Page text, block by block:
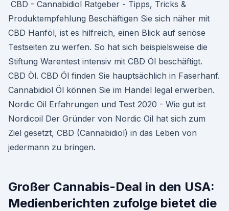
️ CBD - Cannabidiol Ratgeber - Tipps, Tricks &
Produktempfehlung Beschäftigen Sie sich näher mit
CBD Hanföl, ist es hilfreich, einen Blick auf seriöse
Testseiten zu werfen. So hat sich beispielsweise die
Stiftung Warentest intensiv mit CBD Öl beschäftigt.
CBD Öl. CBD Öl finden Sie hauptsächlich in Faserhanf.
Cannabidiol Öl können Sie im Handel legal erwerben.
Nordic Oil Erfahrungen und Test 2020 - Wie gut ist
Nordicoil Der Gründer von Nordic Oil hat sich zum
Ziel gesetzt, CBD (Cannabidiol) in das Leben von
jedermann zu bringen.
Großer Cannabis-Deal in den USA:
Medienberichten zufolge bietet die